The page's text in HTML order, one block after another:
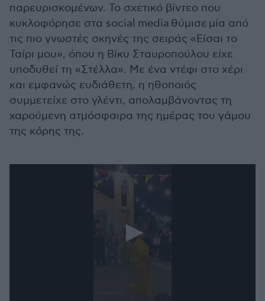
παρευρισκομένων. Το σχετικό βίντεο που
κυκλοφόρησε στα social media θύμισε μία από
τις πιο γνωστές σκηνές της σειράς «Είσαι το
Ταίρι μου», όπου η Βίκυ Σταυροπούλου είχε
υποδυθεί τη «Στέλλα». Με ένα ντέφι στο χέρι
και εμφανώς ευδιάθετη, η ηθοποιός
συμμετείχε στο γλέντι, απολαμβάνοντας τη
χαρούμενη ατμόσφαιρα της ημέρας του γάμου
της κόρης της.